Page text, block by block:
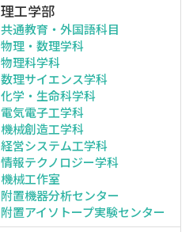
理工学部
共通教育・外国語科目
物理・数理学科
物理科学科
数理サイエンス学科
化学・生命科学科
電気電子工学科
機械創造工学科
経営システム工学科
情報テクノロジー学科
機械工作室
附置機器分析センター
附置アイソトープ実験センター